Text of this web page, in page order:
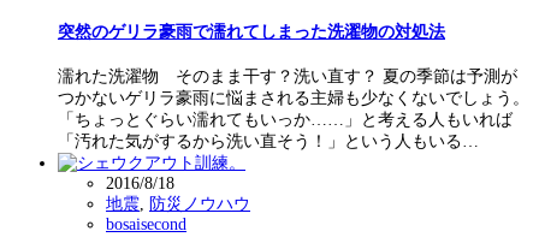
突然のゲリラ豪雨で濡れてしまった洗濯物の対処法
濡れた洗濯物 そのまま干す？洗い直す？ 夏の季節は予測が
つかないゲリラ豪雨に悩まされる主婦も少なくないでしょう。
「ちょっとぐらい濡れてもいっか……」と考える人もいれば
「汚れた気がするから洗い直そう！」という人もいる…
2016/8/18
地震, 防災ノウハウ
bosaisecond